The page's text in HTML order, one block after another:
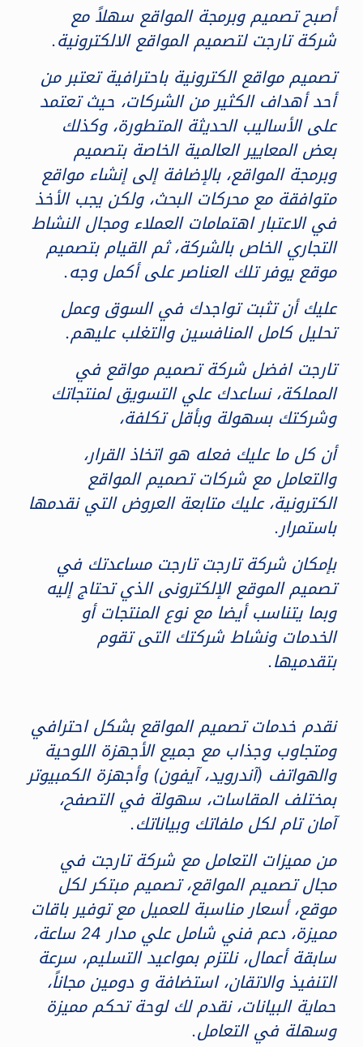
أصبح تصميم وبرمجة المواقع سهلاً مع
شركة تارجت لتصميم المواقع الالكترونية.
تصميم مواقع الكترونية باحترافية تعتبر من
أحد أهداف الكثير من الشركات، حيث تعتمد
على الأساليب الحديثة المتطورة، وكذلك
بعض المعايير العالمية الخاصة بتصميم
وبرمجة المواقع، بالإضافة إلى إنشاء مواقع
متوافقة مع محركات البحث، ولكن يجب الأخذ
في الاعتبار اهتمامات العملاء ومجال النشاط
التجاري الخاص بالشركة، ثم القيام بتصميم
موقع يوفر تلك العناصر على أكمل وجه.
عليك أن تثبت تواجدك في السوق وعمل
تحليل كامل المنافسين والتغلب عليهم.
تارجت افضل شركة تصميم مواقع في
المملكة، نساعدك علي التسويق لمنتجاتك
وشركتك بسهولة وبأقل تكلفة،
أن كل ما عليك فعله هو اتخاذ القرار،
والتعامل مع شركات تصميم المواقع
الكترونية، عليك متابعة العروض التي نقدمها
باستمرار.
بإمكان شركة تارجت تارجت مساعدتك في
تصميم الموقع الإلكترونى الذي تحتاج إليه
وبما يتناسب أيضا مع نوع المنتجات أو
الخدمات ونشاط شركتك التى تقوم
بتقدميها.
نقدم خدمات تصميم المواقع بشكل احترافي
ومتجاوب وجذاب مع جميع الأجهزة اللوحية
والهواتف (آندرويد، آيفون) وأجهزة الكمبيوتر
بمختلف المقاسات، سهولة في التصفح،
آمان تام لكل ملفاتك وبياناتك.
من مميزات التعامل مع شركة تارجت في
مجال تصميم المواقع، تصميم مبتكر لكل
موقع، أسعار مناسبة للعميل مع توفير باقات
مميزة، دعم فني شامل علي مدار 24 ساعة،
سابقة أعمال، نلتزم بمواعيد التسليم، سرعة
التنفيذ والاتقان، استضافة و دومين مجاناً،
حماية البيانات، نقدم لك لوحة تحكم مميزة
وسهلة في التعامل.